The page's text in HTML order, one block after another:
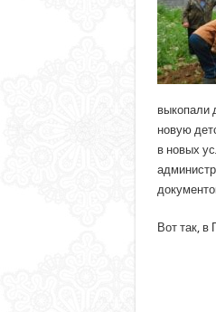
выкопали
новую
в новых
Вот так, в